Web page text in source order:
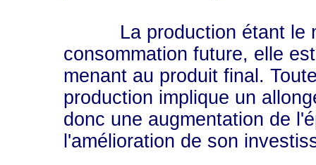
La production étant le
consommation future, elle
menant au produit final.
production implique un
donc une augmentation de
l'amélioration de son